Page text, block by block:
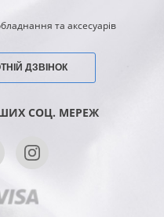
та аксесуарів
ДЗВІНОК
СОЦ. МЕРЕЖ